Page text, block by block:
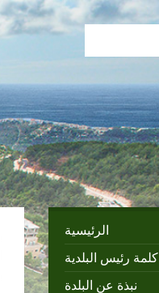
الرئيسية
كلمة رئيس البلدية
نبذة عن البلدة